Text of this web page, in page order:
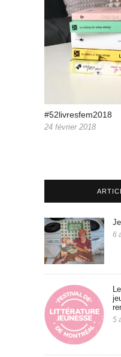
#52livresfem2018
24 février 2018
6
5